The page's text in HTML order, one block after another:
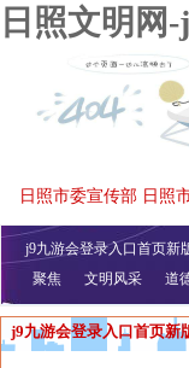
日照文明网
日照市委宣传部 日照
j9九游会登录入口首页新
明播报
公
聚焦 文明风采 道
j9九游会登录入口首页新